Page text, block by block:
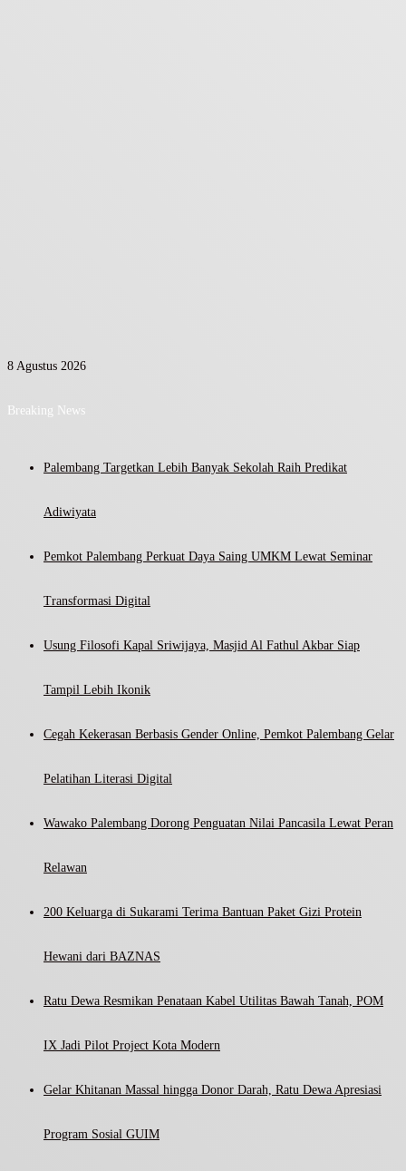
8 Agustus 2026
Breaking News
Palembang Targetkan Lebih Banyak Sekolah Raih Predikat
Adiwiyata
Pemkot Palembang Perkuat Daya Saing UMKM Lewat Seminar
Transformasi Digital
Usung Filosofi Kapal Sriwijaya, Masjid Al Fathul Akbar Siap
Tampil Lebih Ikonik
Cegah Kekerasan Berbasis Gender Online, Pemkot Palembang Gelar
Pelatihan Literasi Digital
Wawako Palembang Dorong Penguatan Nilai Pancasila Lewat Peran
Relawan
200 Keluarga di Sukarami Terima Bantuan Paket Gizi Protein
Hewani dari BAZNAS
Ratu Dewa Resmikan Penataan Kabel Utilitas Bawah Tanah, POM
IX Jadi Pilot Project Kota Modern
Gelar Khitanan Massal hingga Donor Darah, Ratu Dewa Apresiasi
Program Sosial GUIM